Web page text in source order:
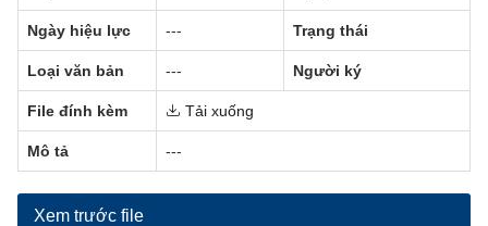
Ngày hiệu lực --- Trạng thái
Loại văn bản --- Người ký
File đính kèm Tải xuống
Mô tả ---
Xem trước file